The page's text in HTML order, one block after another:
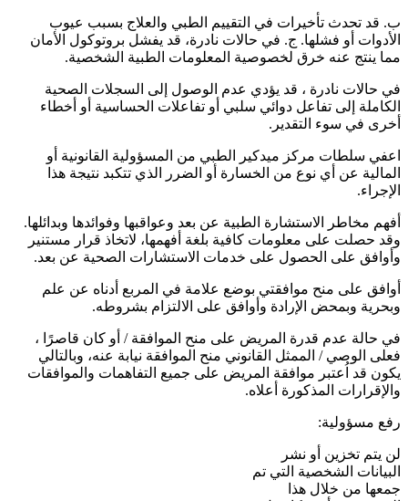
ب. قد تحدث تأخيرات في التقييم الطبي والعلاج بسبب عيوب
الأدوات أو فشلها. ج. في حالات نادرة، قد يفشل بروتوكول الأمان
مما ينتج عنه خرق لخصوصية المعلومات الطبية الشخصية.
في حالات نادرة ، قد يؤدي عدم الوصول إلى السجلات الصحية
الكاملة إلى تفاعل دوائي سلبي أو تفاعلات الحساسية أو أخطاء
أخرى في سوء التقدير.
اعفي سلطات مركز ميدكير الطبي من المسؤولية القانونية أو
المالية عن أي نوع من الخسارة أو الضرر الذي تتكبد نتيجة هذا
الإجراء.
أفهم مخاطر الاستشارة الطبية عن بعد وعواقبها وفوائدها وبدائلها.
وقد حصلت على معلومات كافية بلغة أفهمها، لاتخاذ قرار مستنير
وأوافق على الحصول على خدمات الاستشارات الصحية عن بعد.
أوافق على منح موافقتي بوضع علامة في المربع أدناه عن علم
وبحرية وبمحض الإرادة وأوافق على الالتزام بشروطه.
في حالة عدم قدرة المريض على منح الموافقة / أو كان قاصرًا ،
فعلى الوصي / الممثل القانوني منح الموافقة نيابة عنه، وبالتالي
يكون قد اُعتبر موافقة المريض على جميع التفاهمات والموافقات
والإقرارات المذكورة أعلاه.
رفع مسؤولية:
لن يتم تخزين أو نشر
البيانات الشخصية التي تم
جمعها من خلال هذا